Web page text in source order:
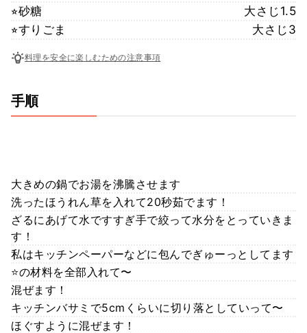
⭐︎砂糖
大さじ1.5
⭐︎すりごま
大さじ3
料理を安全に楽しむための注意事項
手順
大きめの鍋でお湯を沸騰させます
洗ったほうれん草を入れて20秒茹でます！
ざるにあげて水ですすぎ手で絞って水分をとっていきま
す！
私はキッチンペーパーなどに包んでぎゅーっとしてます
⭐の材料を全部入れて〜
混ぜます！
キッチンバサミで5cmくらいに切り落としていって〜
ほぐすように混ぜます！